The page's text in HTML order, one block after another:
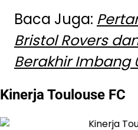
Baca Juga:
Bristol Rovers
Berakhir Imbang
Kinerja Toulouse FC